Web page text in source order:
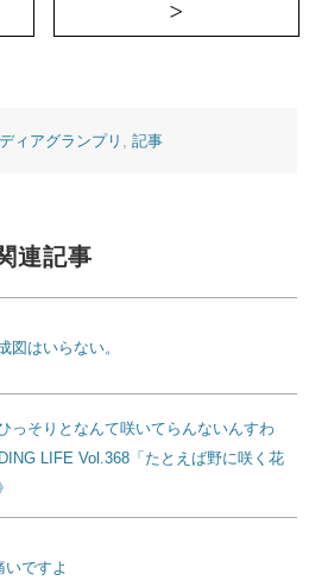
＜ 紙とペンで思考を整理してみよう
ィアグランプリ 記事
連記事
図はいらない。
っそりとなんて咲いてらんないんすわ
LIFE Vol.368「たとえば野に咲く花
いですよ